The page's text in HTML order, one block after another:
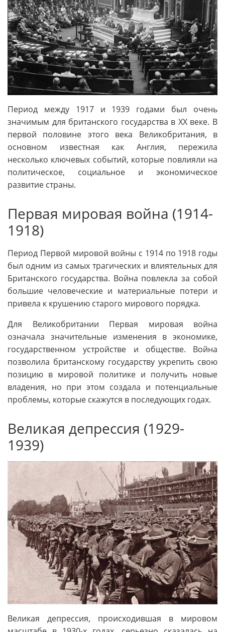
Период между 1917 и 1939 годами был очень
значимым для британского государства в XX веке. В
первой половине этого века Великобритания, в
основном известная как Англия, пережила
несколько ключевых событий, которые повлияли на
политическое, социальное и экономическое
развитие страны.
Первая мировая война (1914-
1918)
Период Первой мировой войны с 1914 по 1918 годы
был одним из самых трагических и влиятельных для
Британского государства. Война повлекла за собой
большие человеческие и материальные потери и
привела к крушению старого мирового порядка.
Для Великобритании Первая мировая война
означала значительные изменения в экономике,
государственном устройстве и обществе. Война
позволила британскому государству укрепить свою
позицию в мировой политике и получить новые
владения, но при этом создала и потенциальные
проблемы, которые скажутся в последующих годах.
Великая депрессия (1929-
1939)
Великая депрессия, происходившая в мировом